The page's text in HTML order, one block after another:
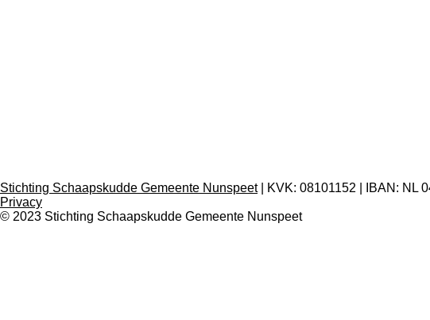
Stichting Schaapskudde Gemeente Nunspeet| KVK: 08101152 | IBAN: NL
Privacy
© 2023 Stichting Schaapskudde Gemeente Nunspeet